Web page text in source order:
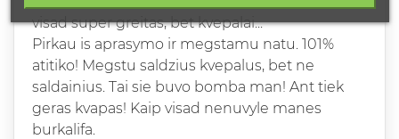
visad super greitas, bet kvepalai...
Pirkau is aprasymo ir megstamu natu. 101%
atitiko! Megstu saldzius kvepalus, bet ne
saldainius. Tai sie buvo bomba man! Ant tiek
geras kvapas! Kaip visad nenuvyle manes
burkalifa.